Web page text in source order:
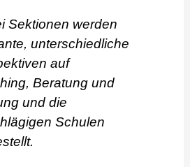
Sektionen werden
unterschiedliche
auf
Beratung und
und die
Schulen